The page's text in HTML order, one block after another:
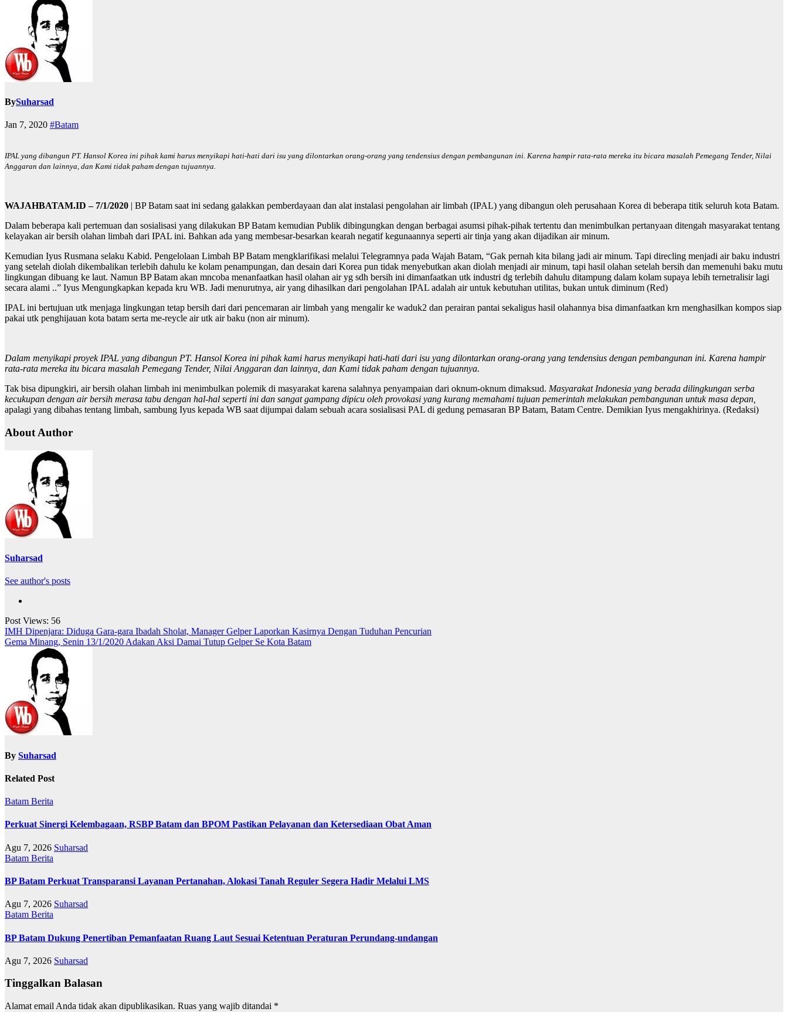
BySuharsad
Jan 7, 2020 #Batam
IPAL yang dibangun PT. Hansol Korea ini pihak kami harus menyikapi hati-hati dari isu yang dilontarkan orang-orang yang tendensius dengan pembangunan ini. Karena hampir rata-rata mereka itu bicara masalah Pemegang Tender, Nilai
Anggaran dan lainnya, dan Kami tidak paham dengan tujuannya.
WAJAHBATAM.ID – 7/1/2020 | BP Batam saat ini sedang galakkan pemberdayaan dan alat instalasi pengolahan air limbah (IPAL) yang dibangun oleh perusahaan Korea di beberapa titik seluruh kota Batam.
Dalam beberapa kali pertemuan dan sosialisasi yang dilakukan BP Batam kemudian Publik dibingungkan dengan berbagai asumsi pihak-pihak tertentu dan menimbulkan pertanyaan ditengah masyarakat tentang
kelayakan air bersih olahan limbah dari IPAL ini. Bahkan ada yang membesar-besarkan kearah negatif kegunaannya seperti air tinja yang akan dijadikan air minum.
Kemudian Iyus Rusmana selaku Kabid. Pengelolaan Limbah BP Batam mengklarifikasi melalui Telegramnya pada Wajah Batam, “Gak pernah kita bilang jadi air minum. Tapi direcling menjadi air baku industri
yang setelah diolah dikembalikan terlebih dahulu ke kolam penampungan, dan desain dari Korea pun tidak menyebutkan akan diolah menjadi air minum, tapi hasil olahan setelah bersih dan memenuhi baku mutu
lingkungan dibuang ke laut. Namun BP Batam akan mncoba menanfaatkan hasil olahan air yg sdh bersih ini dimanfaatkan utk industri dg terlebih dahulu ditampung dalam kolam supaya lebih ternetralisir lagi
secara alami ..” Iyus Mengungkapkan kepada kru WB. Jadi menurutnya, air yang dihasilkan dari pengolahan IPAL adalah air untuk kebutuhan utilitas, bukan untuk diminum (Red)
IPAL ini bertujuan utk menjaga lingkungan tetap bersih dari dari pencemaran air limbah yang mengalir ke waduk2 dan perairan pantai sekaligus hasil olahannya bisa dimanfaatkan krn menghasilkan kompos siap
pakai utk penghijauan kota batam serta me-reycle air utk air baku (non air minum).
Dalam menyikapi proyek IPAL yang dibangun PT. Hansol Korea ini pihak kami harus menyikapi hati-hati dari isu yang dilontarkan orang-orang yang tendensius dengan pembangunan ini. Karena hampir
rata-rata mereka itu bicara masalah Pemegang Tender, Nilai Anggaran dan lainnya, dan Kami tidak paham dengan tujuannya.
Tak bisa dipungkiri, air bersih olahan limbah ini menimbulkan polemik di masyarakat karena salahnya penyampaian dari oknum-oknum dimaksud. Masyarakat Indonesia yang berada dilingkungan serba
kecukupan dengan air bersih merasa tabu dengan hal-hal seperti ini dan sangat gampang dipicu oleh provokasi yang kurang memahami tujuan pemerintah melakukan pembangunan untuk masa depan,
apalagi yang dibahas tentang limbah, sambung Iyus kepada WB saat dijumpai dalam sebuah acara sosialisasi PAL di gedung pemasaran BP Batam, Batam Centre. Demikian Iyus mengakhirinya. (Redaksi)
About Author
Suharsad
See author's posts
Post Views: 56
Navigasi
pos
IMH Dipenjara: Diduga Gara-gara Ibadah Sholat, Manager Gelper Laporkan Kasirnya Dengan Tuduhan Pencurian
Gema Minang, Senin 13/1/2020 Adakan Aksi Damai Tutup Gelper Se Kota Batam
By Suharsad
Related Post
Batam Berita
Perkuat Sinergi Kelembagaan, RSBP Batam dan BPOM Pastikan Pelayanan dan Ketersediaan Obat Aman
Agu 7, 2026 Suharsad
Batam Berita
BP Batam Perkuat Transparansi Layanan Pertanahan, Alokasi Tanah Reguler Segera Hadir Melalui LMS
Agu 7, 2026 Suharsad
Batam Berita
BP Batam Dukung Penertiban Pemanfaatan Ruang Laut Sesuai Ketentuan Peraturan Perundang-undangan
Agu 7, 2026 Suharsad
Tinggalkan Balasan
Alamat email Anda tidak akan dipublikasikan. Ruas yang wajib ditandai *